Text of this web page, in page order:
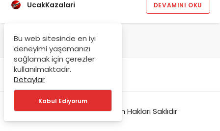
UcakKazalari DEVAMINI OKU
© Copyright 2026, Tüm Hakları Saklıdır
Bu web sitesinde en iyi
deneyimi yaşamanızı
sağlamak için çerezler
kullanılmaktadır.
Detaylar
Kabul Ediyorum